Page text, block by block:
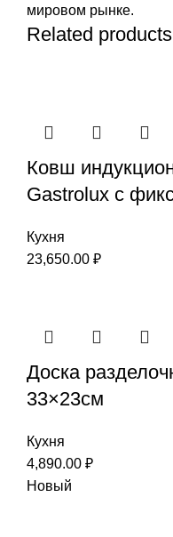
мировом рынке.
Related products
Ковш
Gastrolux с
Кухня
23,650.00 ₽
Доска
33×23см
Кухня
4,890.00 ₽
Новый